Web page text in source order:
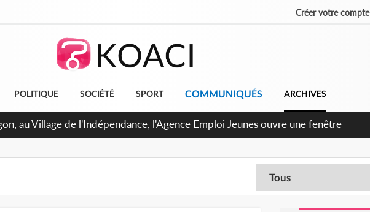
Créer votre compte
POLITIQUE SOCIÉTÉ SPORT COMMUNIQUÉS ARCHIVES
au Village de l'Indépendance, l'Agence Emploi Jeunes ouvre une fenêtre